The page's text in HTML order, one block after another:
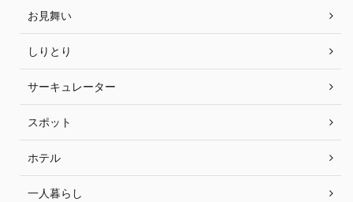
お見舞い
しりとり
サーキュレーター
スポット
ホテル
一人暮らし